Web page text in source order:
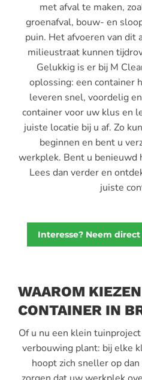
met afval te maken,
groenafval, bouw- en
puin. Het afvoeren van dit
milieustraat kunnen
Gelukkig is er bij M
oplossing: een container
leveren snel, voordelig
container voor uw klus en
juiste locatie bij u af. Zo
beginnen en bent u
werkplek. Bent u benieuwd
Lees dan verder en
juiste
Interesse? Neem
WAAROM
CONTAINER IN
Of u nu een klein
verbouwing plant: bij elke
hoopt zich sneller op